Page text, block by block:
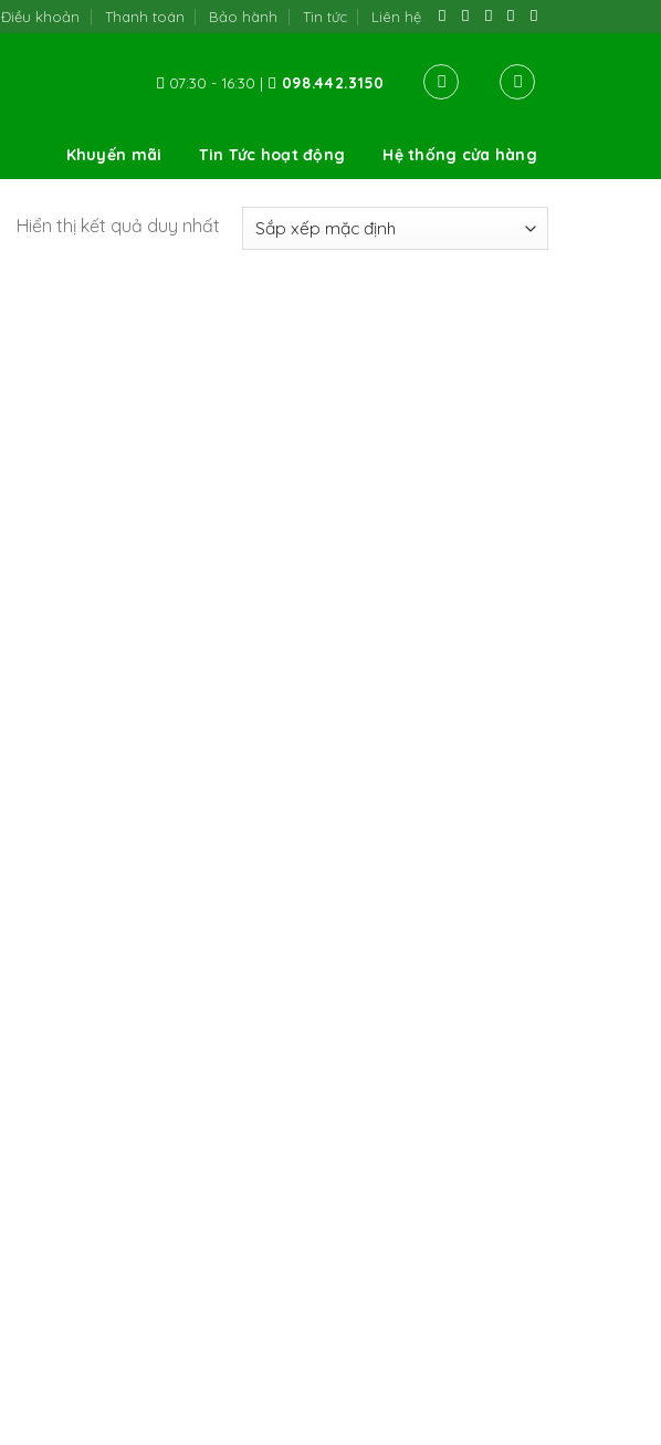
Điều khoản Thanh toán Bảo hành Tin tức Liên hệ
07:30 - 16:30 | 098.442.3150
Khuyến mãi Tin Tức hoạt động Hệ thống cửa hàng
Hiển thị kết quả duy nhất